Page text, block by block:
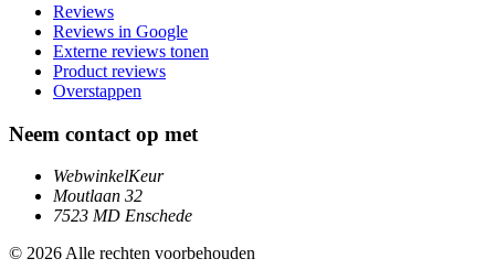
Reviews
Reviews in Google
Externe reviews tonen
Product reviews
Overstappen
Neem contact op met
WebwinkelKeur
Moutlaan 32
7523 MD Enschede
© 2026 Alle rechten voorbehouden